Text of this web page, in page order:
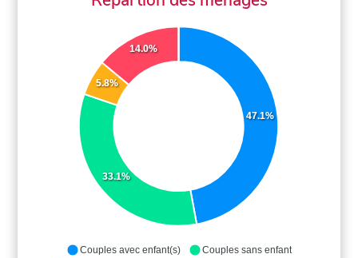
47.1%
33.1%
5.8%
14.0%
Couples avec enfant(s)
Couples sans enfant